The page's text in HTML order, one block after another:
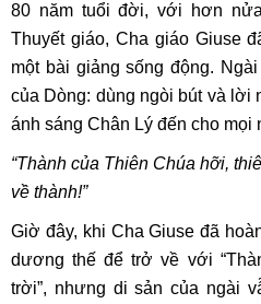
80 năm tuổi đời, với hơn
Thuyết giáo, Cha giáo Giuse
một bài giảng sống động.
của Dòng: dùng ngòi bút và lời
ánh sáng Chân Lý đến cho mọi
“Thành của Thiên Chúa hỡi,
về thành!”
Giờ đây, khi Cha Giuse đã
dương thế để trở về với
trời”, nhưng di sản của ngài